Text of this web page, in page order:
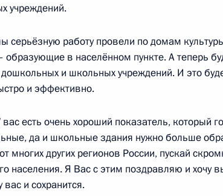
заместителем Министра обороны Анной
2025 года, понедельник
губернатором Московской области Андреем
учреждений.
серьёзную работу провели по домам
образующие в населённом пункте. А теперь
и школьных учреждений. И это
и эффективно.
вас есть очень хороший показатель, который
да и школьные здания нужно больше
многих других регионов России, пускай
населения. Я Вас с этим поздравляю и хочу
вас и сохранится.